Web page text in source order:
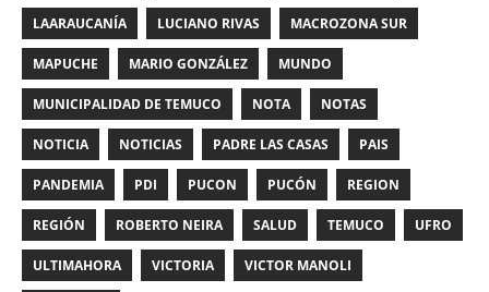
LAARAUCANÍA LUCIANO RIVAS MACROZONA SUR
MAPUCHE MARIO GONZÁLEZ MUNDO
MUNICIPALIDAD DE TEMUCO NOTA NOTAS
NOTICIA NOTICIAS PADRE LAS CASAS PAIS
PANDEMIA PDI PUCON PUCÓN REGION
REGIÓN ROBERTO NEIRA SALUD TEMUCO UFRO
ULTIMAHORA VICTORIA VICTOR MANOLI